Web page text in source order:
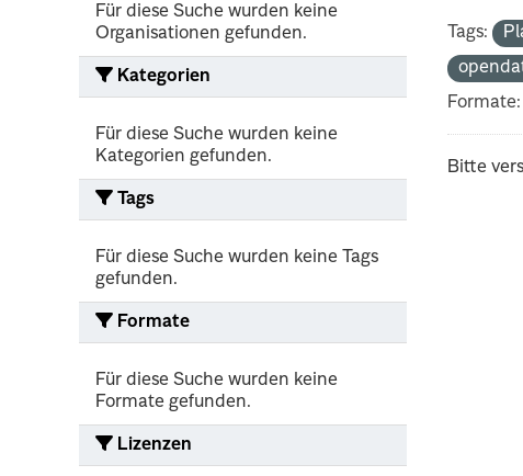
Für diese Suche wurden keine
Organisationen gefunden.
Kategorien
Für diese Suche wurden keine
Kategorien gefunden.
Tags
Für diese Suche wurden keine Tags
gefunden.
Formate
Für diese Suche wurden keine
Formate gefunden.
Lizenzen
Tags:
Formate:
Bitte